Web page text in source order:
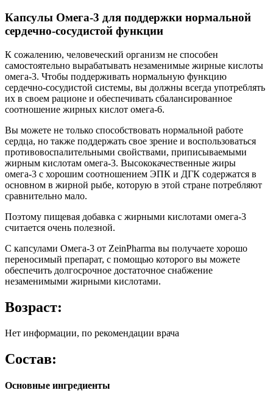
Капсулы Омега-3 для поддержки нормальной
сердечно-сосудистой функции
К сожалению, человеческий организм не способен
самостоятельно вырабатывать незаменимые жирные кислоты
омега-3. Чтобы поддерживать нормальную функцию
сердечно-сосудистой системы, вы должны всегда употреблять
их в своем рационе и обеспечивать сбалансированное
соотношение жирных кислот омега-6.
Вы можете не только способствовать нормальной работе
сердца, но также поддержать свое зрение и воспользоваться
противовоспалительными свойствами, приписываемыми
жирным кислотам омега-3. Высококачественные жиры
омега-3 с хорошим соотношением ЭПК и ДГК содержатся в
основном в жирной рыбе, которую в этой стране потребляют
сравнительно мало.
Поэтому пищевая добавка с жирными кислотами омега-3
считается очень полезной.
С капсулами Омега-3 от ZeinPharma вы получаете хорошо
переносимый препарат, с помощью которого вы можете
обеспечить долгосрочное достаточное снабжение
незаменимыми жирными кислотами.
Возраст:
Нет информации, по рекомендации врача
Состав:
Основные ингредиенты